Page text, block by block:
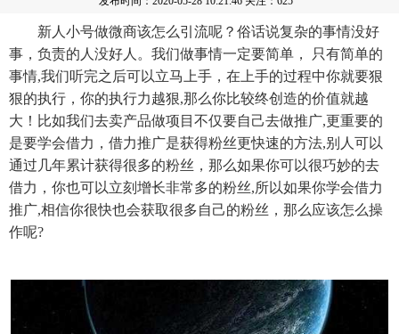
新人小号做微商该怎么引流呢？俗话说复杂的事情没好
事，负责的人没好人。我们做事情一定要简单， 只有简单的
事情,我们听完之后可以立马上手，在上手的过程中你就要狠
狠的执行，你的执行力越狠,那么你比较终创造的价值就越
大！比如我们去卖产品做项目不仅要自己去做推广,更重要的
是要学会借力，借力推广是获得粉丝更快速的方法,别人可以
通过几年累计获得很多的粉丝，那么如果你可以很巧妙的去
借力，你也可以立刻增长非常多的粉丝,所以如果你学会借力
推广,相信你很快也会获取很多自己的粉丝，那么应该怎么操
作呢?